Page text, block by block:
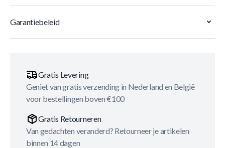
Garantiebeleid
Gratis Levering
Geniet van gratis verzending in Nederland en België
voor bestellingen boven €100
Gratis Retourneren
Van gedachten veranderd? Retourneer je artikelen
binnen 14 dagen